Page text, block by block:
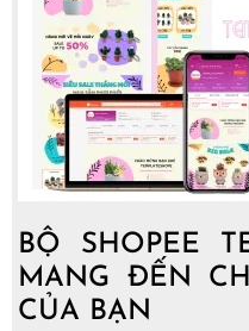
BỘ SHOPEE
MANG ĐẾN
CỦA BẠN